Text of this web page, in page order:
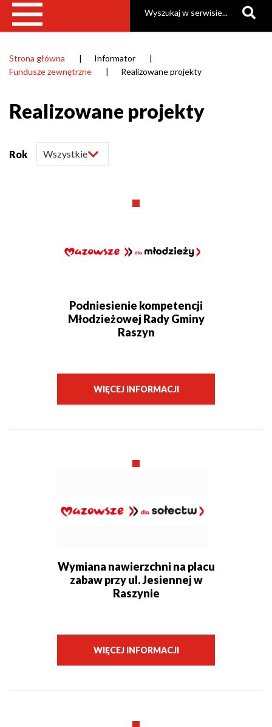
Ścieżka
Strona główna
Informator
Fundusze zewnętrzne
Realizowane projekty
Realizowane projekty
Rok
Podniesienie kompetencji
Młodzieżowej Rady Gminy
Raszyn
WIĘCEJ INFORMACJI
Wymiana nawierzchni na placu
zabaw przy ul. Jesiennej w
Raszynie
WIĘCEJ INFORMACJI